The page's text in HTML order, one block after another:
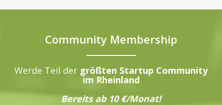
Community Membership
Werde Teil der größten Startup Community
im Rheinland
Bereits ab 10 €/Monat!